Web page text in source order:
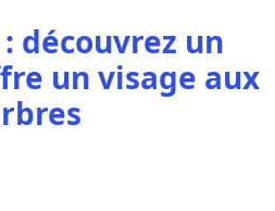
: découvrez un
un visage aux